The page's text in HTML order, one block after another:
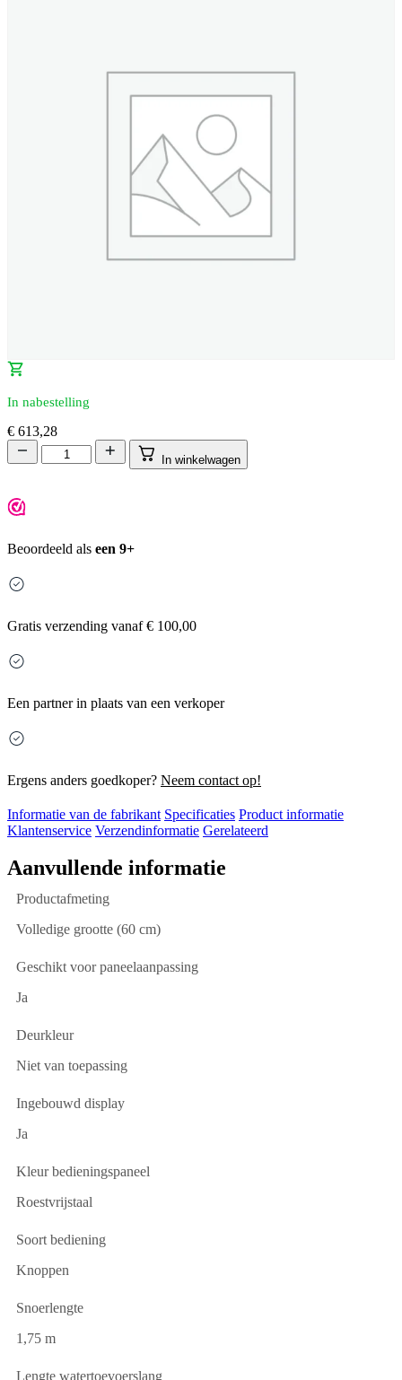
In nabestelling
€ 613,28
In winkelwagen
Beoordeeld als een 9+
Gratis verzending vanaf € 100,00
Een partner in plaats van een verkoper
Ergens anders goedkoper? Neem contact op!
Informatie van de fabrikant Specificaties Product informatie
Klantenservice Verzendinformatie Gerelateerd
Aanvullende informatie
Productafmeting
Volledige grootte (60 cm)
Geschikt voor paneelaanpassing
Ja
Deurkleur
Niet van toepassing
Ingebouwd display
Ja
Kleur bedieningspaneel
Roestvrijstaal
Soort bediening
Knoppen
Snoerlengte
1,75 m
Lengte watertoevoerslang